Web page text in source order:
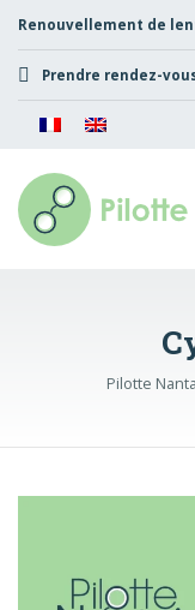
Renouvellement de
Prendre rendez-
Pilotte